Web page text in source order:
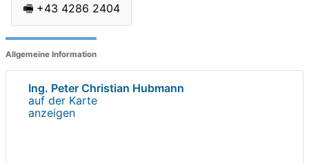
🖷 +43 4286 2404
Allgemeine Information
Ing. Peter Christian Hubmann
auf der Karte
anzeigen